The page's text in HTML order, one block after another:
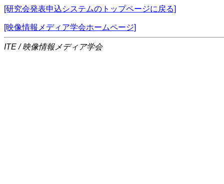
[研究会発表申込システムのトップページに戻る]
[映像情報メディア学会ホームページ]
ITE / 映像情報メディア学会